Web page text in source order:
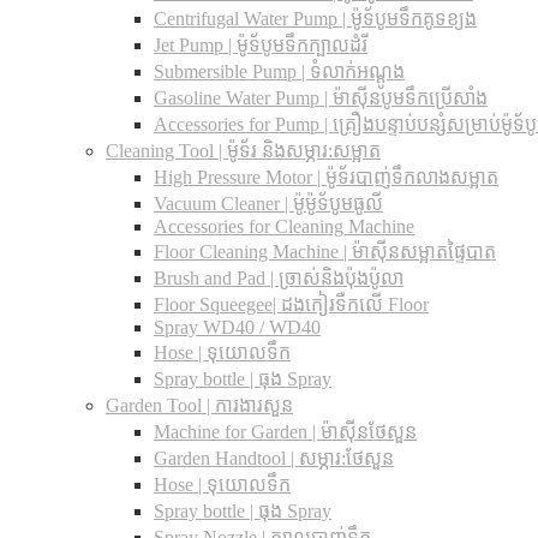
Centrifugal Water Pump | ម៉ូទ័បូមទឹកគូទខ្យង
Jet Pump | ម៉ូទ័បូមទឹកក្បាលដំរី
Submersible Pump | ទំលាក់អណ្តូង
Gasoline Water Pump | ម៉ាស៊ីនបូមទឹកប្រើសាំង
Accessories for Pump | គ្រឿងបន្ទាប់បន្សំសម្រាប់ម៉ូទ័
Cleaning Tool | ម៉ូទ័រ និងសម្ភារ:សម្អាត
High Pressure Motor | ម៉ូទ័របាញ់ទឹកលាងសម្អាត
Vacuum Cleaner | ម៉ូម៉ូទ័បូមធូលី
Accessories for Cleaning Machine
Floor Cleaning Machine | ម៉ាស៊ីនសម្អាតផ្ទៃបាត
Brush and Pad | ច្រាស់និងប៉ុងប៉ូលា
Floor Squeegee| ដងកៀរទឺកលើ Floor
Spray WD40 / WD40
Hose | ទុយោលទឹក
Spray bottle | ធុង Spray
Garden Tool | ការងារសួន
Machine for Garden | ម៉ាស៊ីនថែសួន
Garden Handtool | សម្ភារ:ថែសួន
Hose | ទុយោលទឹក
Spray bottle | ធុង Spray